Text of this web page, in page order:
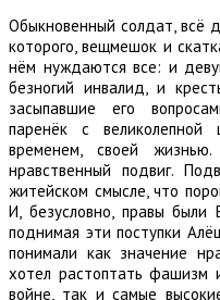
Обыкновенный солдат, всё
которого, вещмешок и
нём нуждаются все: и
безногий инвалид, и
засыпавшие его
паренёк с
временем, своей
нравственный подвиг.
житейском смысле, что
И, безусловно, правы были
поднимая эти поступки
понимали как значение
хотел растоптать фашизм
войне, так и самые